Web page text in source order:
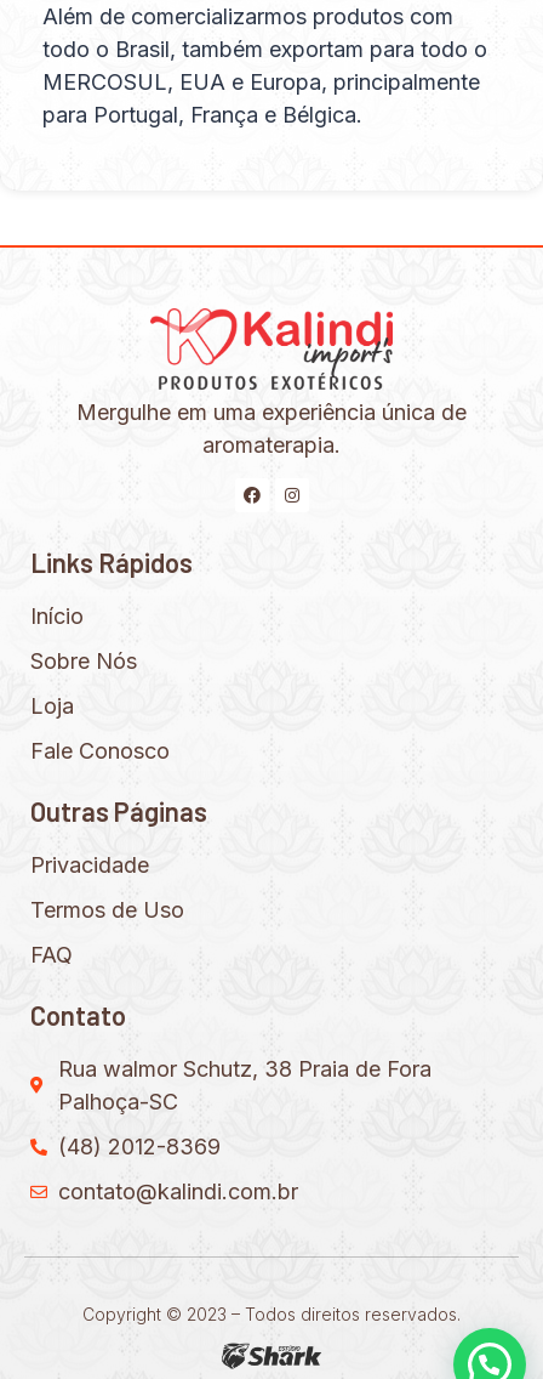
Além de comercializarmos produtos com
todo o Brasil, também exportam para todo o
MERCOSUL, EUA e Europa, principalmente
para Portugal, França e Bélgica.
Mergulhe em uma experiência única de
aromaterapia.
Links Rápidos
Início
Sobre Nós
Loja
Fale Conosco
Outras Páginas
Privacidade
Termos de Uso
FAQ
Contato
Rua walmor Schutz, 38 Praia de Fora
Palhoça-SC
(48) 2012-8369
contato@kalindi.com.br
Copyright © 2023 – Todos direitos reservados.